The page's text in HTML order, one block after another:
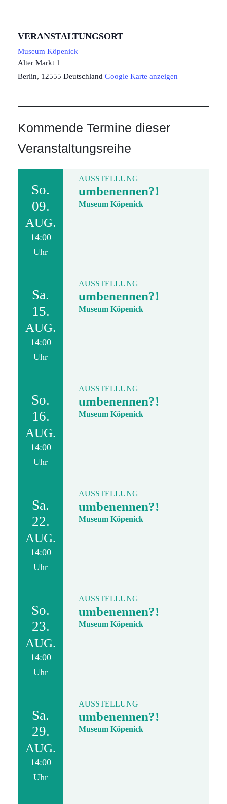
VERANSTALTUNGSORT
Museum Köpenick
Alter Markt 1
Berlin, 12555 Deutschland Google Karte anzeigen
Kommende Termine dieser
Veranstaltungsreihe
So.
09.
AUG.
14:00
Uhr
AUSSTELLUNG
umbenennen?!
Museum Köpenick
Sa.
15.
AUG.
14:00
Uhr
AUSSTELLUNG
umbenennen?!
Museum Köpenick
So.
16.
AUG.
14:00
Uhr
AUSSTELLUNG
umbenennen?!
Museum Köpenick
Sa.
22.
AUG.
14:00
Uhr
AUSSTELLUNG
umbenennen?!
Museum Köpenick
So.
23.
AUG.
14:00
Uhr
AUSSTELLUNG
umbenennen?!
Museum Köpenick
Sa.
29.
AUG.
14:00
Uhr
AUSSTELLUNG
umbenennen?!
Museum Köpenick